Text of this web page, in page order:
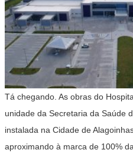
Tá chegando. As obras do
unidade da Secretaria da Saúde
instalada na Cidade de
aproximando à marca de 100%